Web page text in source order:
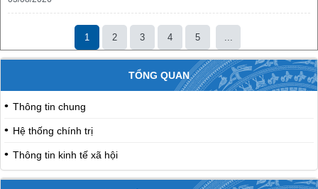
1 2 3 4 5
TỔNG QUAN
Thông tin chung
Hệ thống chính trị
Thông tin kinh tế xã hội